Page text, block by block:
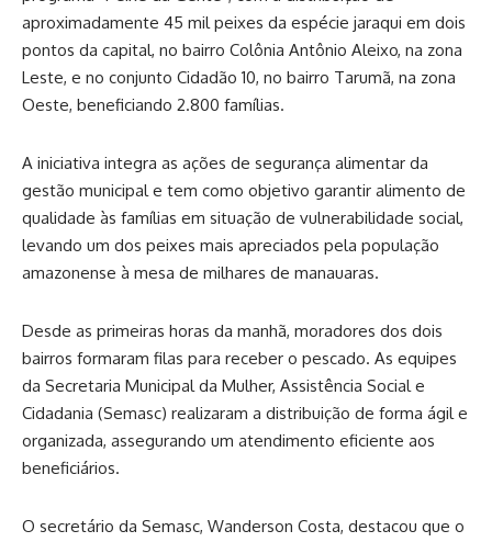
aproximadamente 45 mil peixes da espécie jaraqui em dois
pontos da capital, no bairro Colônia Antônio Aleixo, na zona
Leste, e no conjunto Cidadão 10, no bairro Tarumã, na zona
Oeste, beneficiando 2.800 famílias.
A iniciativa integra as ações de segurança alimentar da
gestão municipal e tem como objetivo garantir alimento de
qualidade às famílias em situação de vulnerabilidade social,
levando um dos peixes mais apreciados pela população
amazonense à mesa de milhares de manauaras.
Desde as primeiras horas da manhã, moradores dos dois
bairros formaram filas para receber o pescado. As equipes
da Secretaria Municipal da Mulher, Assistência Social e
Cidadania (Semasc) realizaram a distribuição de forma ágil e
organizada, assegurando um atendimento eficiente aos
beneficiários.
O secretário da Semasc, Wanderson Costa, destacou que o